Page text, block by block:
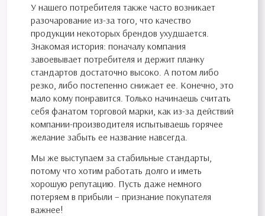
У нашего потребителя также часто возникает
разочарование из-за того, что качество
продукции некоторых брендов ухудшается.
Знакомая история: поначалу компания
завоевывает потребителя и держит планку
стандартов достаточно высоко. А потом либо
резко, либо постепенно снижает ее. Конечно, это
мало кому понравится. Только начинаешь считать
себя фанатом торговой марки, как из-за действий
компании-производителя испытываешь горячее
желание забыть ее название навсегда.
Мы же выступаем за стабильные стандарты,
потому что хотим работать долго и иметь
хорошую репутацию. Пусть даже немного
потеряем в прибыли – признание покупателя
важнее!